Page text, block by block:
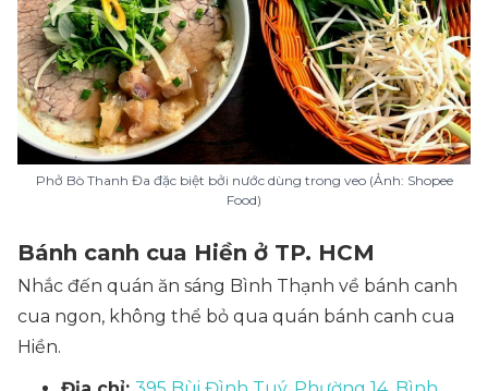
Phở Bò Thanh Đa đặc biệt bởi nước dùng trong veo (Ảnh: Shopee
Food)
Bánh canh cua Hiền ở TP. HCM
Nhắc đến quán ăn sáng Bình Thạnh về bánh canh
cua ngon, không thể bỏ qua quán bánh canh cua
Hiền.